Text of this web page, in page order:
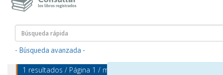
- Búsqueda avanzada -
1 resultados / Página 1 / mostrando 1 - 1